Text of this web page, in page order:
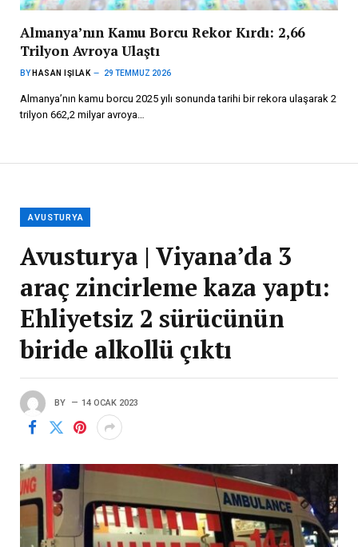
Almanya’nın Kamu Borcu Rekor Kırdı: 2,66
Trilyon Avroya Ulaştı
BY HASAN IŞILAK 29 TEMMUZ 2026
Almanya’nın kamu borcu 2025 yılı sonunda tarihi bir rekora ulaşarak 2
trilyon 662,2 milyar avroya…
AVUSTURYA
Avusturya | Viyana’da 3
araç zincirleme kaza yaptı:
Ehliyetsiz 2 sürücünün
biride alkollü çıktı
BY 14 OCAK 2023